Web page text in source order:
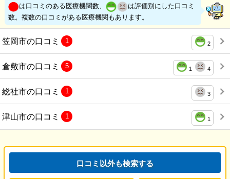
は口コミのある医療機関数、
は評価別にした口コミ
数。複数の口コミがある医療機関もあります。
笠岡市の口コミ 2
1
倉敷市の口コミ 1 4
5
総社市の口コミ 3
1
津山市の口コミ 1
1
口コミ以外も検索する